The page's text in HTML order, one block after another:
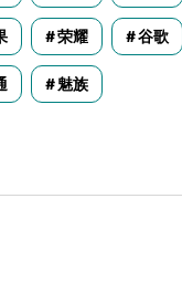
荣耀 谷歌
魅族